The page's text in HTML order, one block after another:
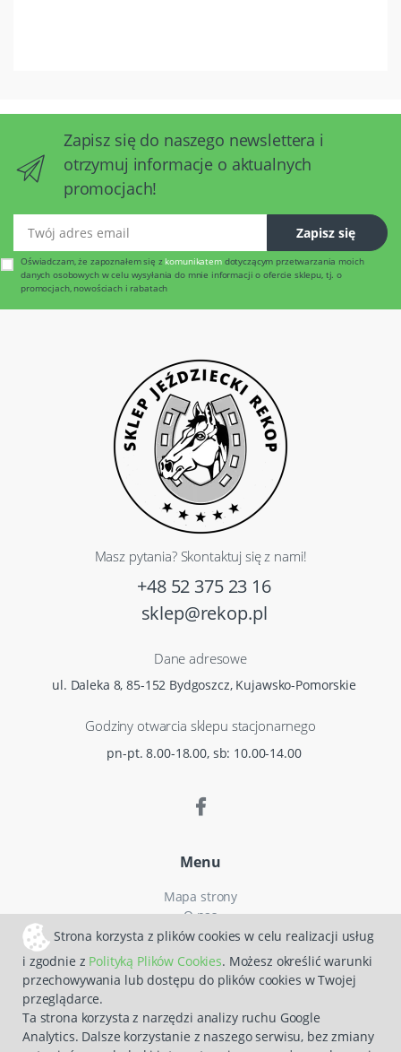
Strona korzysta z plików cookies w celu realizacji usług
i zgodnie z Polityką Plików Cookies. Możesz określić warunki
przechowywania lub dostępu do plików cookies w Twojej
przeglądarce.
Ta strona korzysta z narzędzi analizy ruchu Google
Analytics. Dalsze korzystanie z naszego serwisu, bez zmiany
Zapisz się do naszego newslettera i
otrzymuj informacje o aktualnych
promocjach!
Zapisz się
Oświadczam, że zapoznałem się z komunikatemdotyczącym przetwarzania moich
danych osobowych w celu wysyłania do mnie informacji o ofercie sklepu, tj. o
promocjach, nowościach i rabatach
Masz pytania? Skontaktuj się z nami!
+48 52 375 23 16
sklep@rekop.pl
Dane adresowe
ul. Daleka 8, 85-152 Bydgoszcz, Kujawsko-Pomorskie
Godziny otwarcia sklepu stacjonarnego
pn-pt. 8.00-18.00, sb: 10.00-14.00
Menu
Mapa strony
O nas
Czas i koszty dostawy
Reklamacje
Regulamin zakupów
Polityka prywatności
Zwroty